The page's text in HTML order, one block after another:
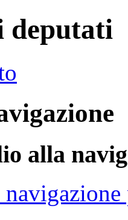
deputati
alla